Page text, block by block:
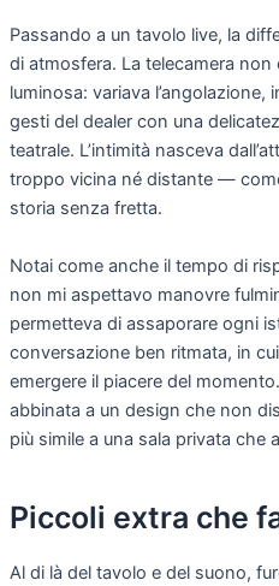
Passando a un tavolo live, la
di atmosfera. La telecamera
luminosa: variava
gesti del dealer con una
teatrale. L’intimità nasceva
troppo vicina né distante —
storia senza fretta.
Notai come anche il tempo di
non mi aspettavo manovre
permetteva di assaporare ogni
conversazione ben ritmata, in
emergere il piacere del
abbinata a un design che non
più simile a una sala privata che
Piccoli extra che
Al di là del tavolo e del suono,